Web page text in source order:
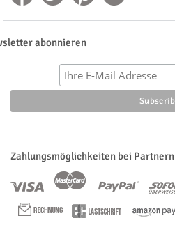
abonnieren
Zahlungsmöglichkeiten bei Partnern